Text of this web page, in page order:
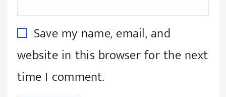
Save my name, email, and
website in this browser for the next
time I comment.